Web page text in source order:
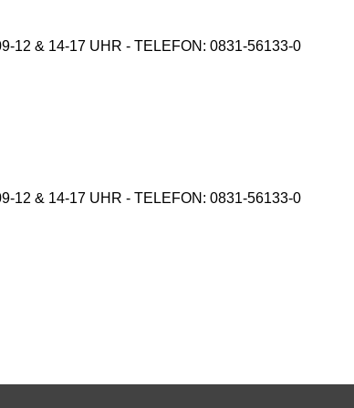
12 & 14-17 UHR - TELEFON: 0831-56133-0
12 & 14-17 UHR - TELEFON: 0831-56133-0